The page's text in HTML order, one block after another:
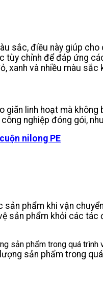
sắc, điều này giúp
chỉnh để đáp ứng
xanh và nhiều màu
linh hoạt mà
nghiệp đóng gói,
nilong PE
phẩm khi vận
sản phẩm khỏi các
sản phẩm trong